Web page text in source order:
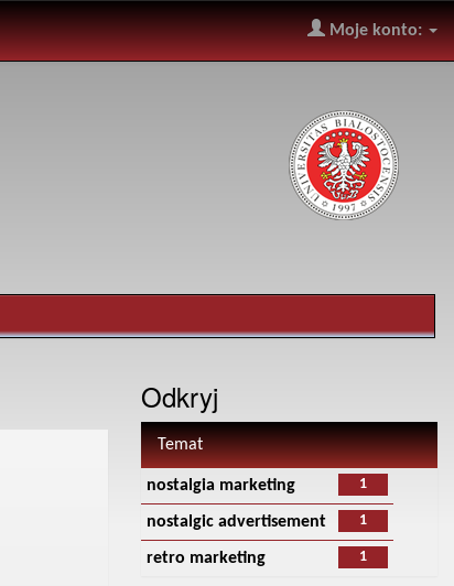
Moje konto:
Odkryj
Temat
1
nostalgia marketing
1
nostalgic advertisement
1
retro marketing